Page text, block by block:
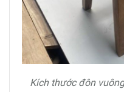
Kích thước đôn